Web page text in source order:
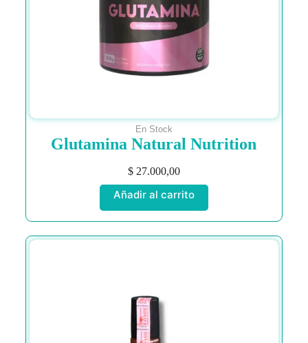
En Stock
Glutamina Natural Nutrition
$27.000,00
Añadir al carrito